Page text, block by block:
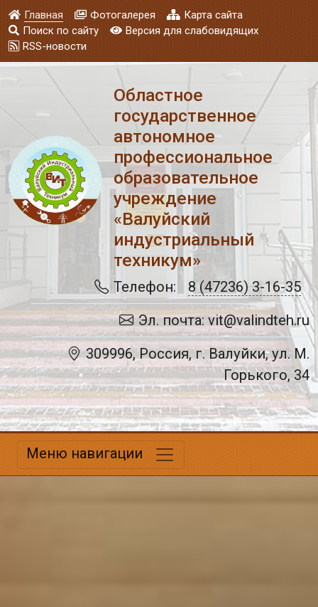
Главная Фотогалерея
Карта сайта
Поиск по сайту
Версия для слабовидящих
RSS-новости
Областное
государственное
автономное
профессиональное
образовательное
учреждение
«Валуйский
индустриальный
техникум»
Телефон:
8 (47236) 3-16-35
Эл. почта: vit@valindteh.ru
309996, Россия, г. Валуйки, ул. М.
Горького, 34
Меню навигации